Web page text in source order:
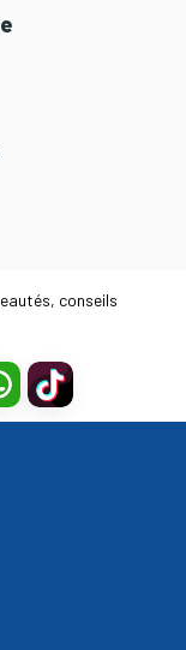
conseils